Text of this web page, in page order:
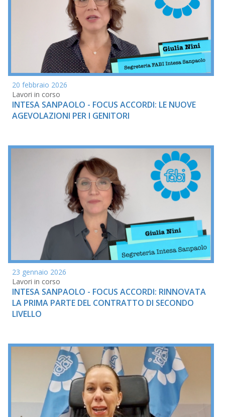
20 febbraio 2026
Lavori in corso
INTESA SANPAOLO - FOCUS ACCORDI: LE NUOVE
AGEVOLAZIONI PER I GENITORI
23 gennaio 2026
Lavori in corso
INTESA SANPAOLO - FOCUS ACCORDI: RINNOVATA
LA PRIMA PARTE DEL CONTRATTO DI SECONDO
LIVELLO